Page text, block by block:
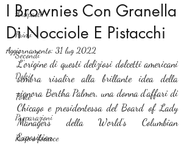
Antipasti
Primi
Secondi
Dolci
Torte
Preparazioni
Pane e focacce
I Brownies Con Granella
Di Nocciole E Pistacchi
Aggiornamento: 31 lug 2022
L'origine di questi deliziosi dolcetti americani
sembra risalire alla brillante idea della
signora Bertha Palmer, una donna d'affari di
Chicago e presidentessa del Board of Lady
Managers della World’s Columbian
Exposition.